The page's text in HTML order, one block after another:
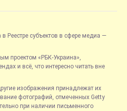
Реестре субъектов в сфере медиа —
проектом «РБК-Украина»,
и всё, что интересно читать вне
изображения принадлежат их
фотографий, отмеченных Getty
при наличии письменного